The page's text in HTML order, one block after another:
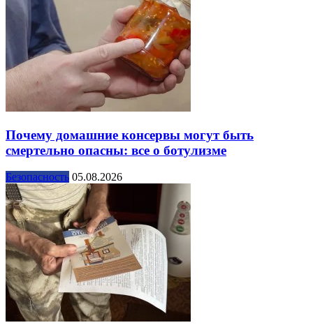
Почему домашние консервы могут быть
смертельно опасны: все о ботулизме
Безопасность 05.08.2026